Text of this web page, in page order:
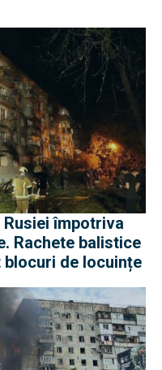
împotriva
Rachete balistice
blocuri de locuințe